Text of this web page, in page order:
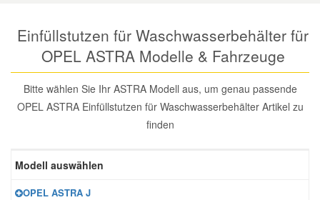
Einfüllstutzen für Waschwasserbehälter für
OPEL ASTRA Modelle & Fahrzeuge
Bitte wählen Sie Ihr ASTRA Modell aus, um genau passende
OPEL ASTRA Einfüllstutzen für Waschwasserbehälter Artikel zu
finden
Modell auswählen
OPEL ASTRA J
Zündanlage und Glühanlage
Winter-Autozubehör
Dodge Ersatzteile
Honda Ersatzteile
Jeep Ersatzteile